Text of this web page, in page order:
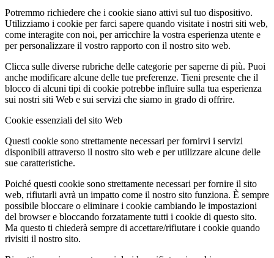
Potremmo richiedere che i cookie siano attivi sul tuo dispositivo.
Utilizziamo i cookie per farci sapere quando visitate i nostri siti web,
come interagite con noi, per arricchire la vostra esperienza utente e
per personalizzare il vostro rapporto con il nostro sito web.
Clicca sulle diverse rubriche delle categorie per saperne di più. Puoi
anche modificare alcune delle tue preferenze. Tieni presente che il
blocco di alcuni tipi di cookie potrebbe influire sulla tua esperienza
sui nostri siti Web e sui servizi che siamo in grado di offrire.
Cookie essenziali del sito Web
Questi cookie sono strettamente necessari per fornirvi i servizi
disponibili attraverso il nostro sito web e per utilizzare alcune delle
sue caratteristiche.
Poiché questi cookie sono strettamente necessari per fornire il sito
web, rifiutarli avrà un impatto come il nostro sito funziona. È sempre
possibile bloccare o eliminare i cookie cambiando le impostazioni
del browser e bloccando forzatamente tutti i cookie di questo sito.
Ma questo ti chiederà sempre di accettare/rifiutare i cookie quando
rivisiti il nostro sito.